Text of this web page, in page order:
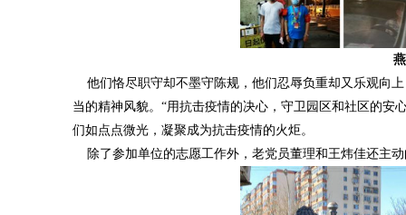
他们恪尽职守却不墨守陈规，他们忍辱负重却又乐观向
当的精神风貌。“用抗击疫情的决心，守卫园区和社区的安
们如点点微光，凝聚成为抗击疫情的火炬。
除了参加单位的志愿工作外，老党员董理和王炜佳还主